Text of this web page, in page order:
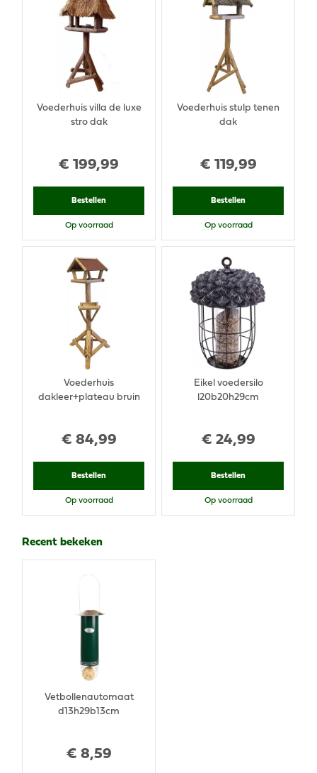
€ 199,99
Voederhuis villa de luxe
stro dak
Bestellen
Op voorraad
€ 119,99
Voederhuis stulp tenen
dak
Bestellen
Op voorraad
€ 84,99
Voederhuis
dakleer+plateau bruin
Bestellen
Op voorraad
€ 24,99
Eikel voedersilo
l20b20h29cm
Bestellen
Op voorraad
Recent bekeken
€ 8,59
Vetbollenautomaat
d13h29b13cm